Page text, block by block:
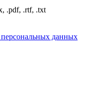
.pdf, .rtf, .txt
персональных данных